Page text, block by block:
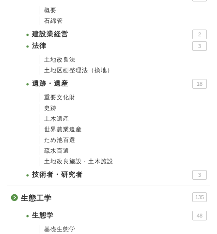
概要
石綿管
建設業経営 2
法律 3
土地改良法
土地区画整理法（換地）
遺跡・遺産 18
重要文化財
史跡
土木遺産
世界農業遺産
ため池百選
疏水百選
土地改良施設・土木施設
技術者・研究者 3
生態工学 135
生態学 48
基礎生態学